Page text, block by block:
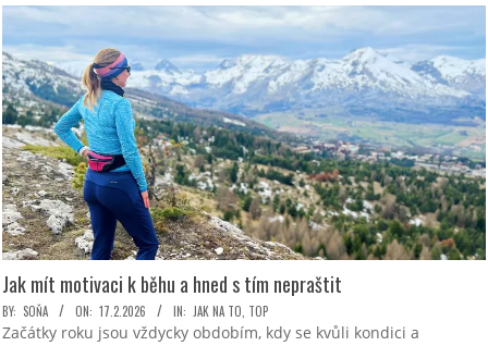
Jak mít motivaci k běhu a hned s tím nepraštit
2026-
02-
BY: SOŇA ON: 17.2.2026 IN: JAK NA TO TOP
Začátky roku jsou vždycky obdobím, kdy se kvůli kondici a